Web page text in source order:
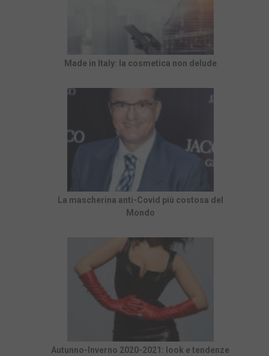
Made in Italy: la cosmetica non delude
La mascherina anti-Covid più costosa del
Mondo
Autunno-Inverno 2020-2021: look e tendenze